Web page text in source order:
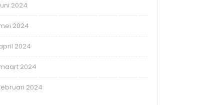
2024
2024
2024
2024
2024